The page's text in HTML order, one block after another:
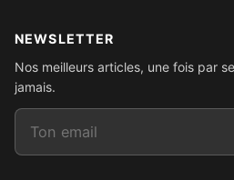
NEWSLETTER
Nos meilleurs articles, une fois par
jamais.
Email